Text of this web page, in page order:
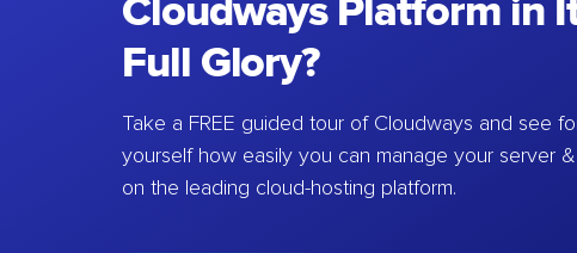
Cloudways Platform in
Full Glory?
Take a FREE guided tour of Cloudways and see
yourself how easily you can manage your server
on the leading cloud-hosting platform.